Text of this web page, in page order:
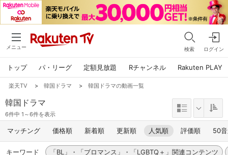
メニュー 検索 ログイン
トップ パ・リーグ 定額見放題 Rチャンネル Rakuten PLAY
楽天TV > 韓国ドラマ > 韓国ドラマの動画一覧
韓国ドラマ
6件中 1～6件を表示
マッチング 価格順 新着順 更新順 人気順 評価順 50
キーワード 「BL」・「ブロマンス」・「LGBTQ＋」関連コンテンツ